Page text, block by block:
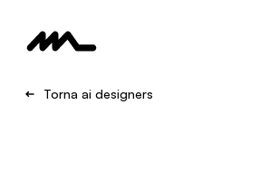
Torna ai designers